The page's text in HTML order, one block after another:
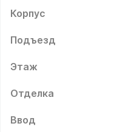
Корпус
Подъезд
Этаж
Отделка
Ввод